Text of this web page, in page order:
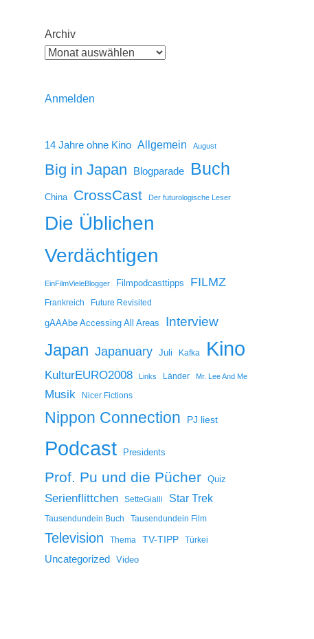
Archiv
Anmelden
14 Jahre ohne Kino Allgemein August
Big in Japan Blogparade Buch
China CrossCast Der futurologische Leser
Die Üblichen
Verdächtigen
EinFilmVieleBlogger Filmpodcasttipps FILMZ
Frankreich Future Revisited
gAAAbe Accessing All Areas Interview
Japan Japanuary Juli Kafka Kino
KulturEURO2008 Links Länder Mr. Lee And Me
Musik Nicer Fictions
Nippon Connection PJ liest
Podcast Presidents
Prof. Pu und die Pücher Quiz
Serienflittchen SetteGialli Star Trek
Tausendundein Buch Tausendundein Film
Television Thema TV-TIPP Türkei
Uncategorized Video